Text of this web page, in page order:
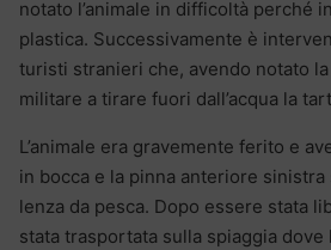
notato l’animale in difficoltà perché
plastica. Successivamente è
turisti stranieri che, avendo notato
militare a tirare fuori dall’acqua la
L’animale era gravemente ferito e
in bocca e la pinna anteriore sinistra
lenza da pesca. Dopo essere stata
stata trasportata sulla spiaggia